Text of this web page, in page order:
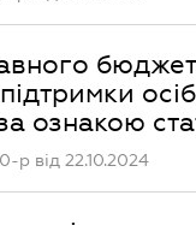
ознакою
р від 22.10.2024